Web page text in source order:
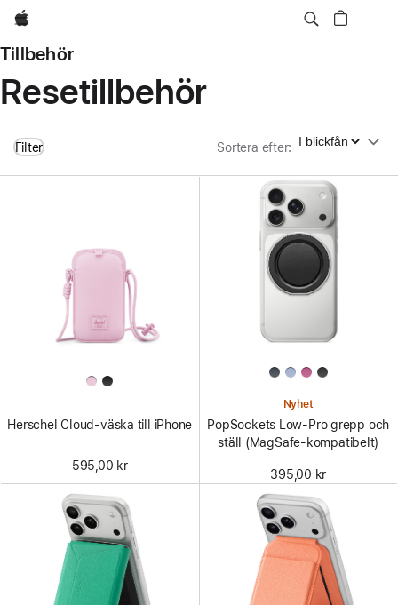
Apple
Tillbehör
Resetillbehör
Filter Sortera efter: Sortera efter
Herschel Cloud-väska till iPhone
595,00 kr
Nyhet
PopSockets Low-Pro grepp och
ställ (MagSafe-kompatibelt)
395,00 kr